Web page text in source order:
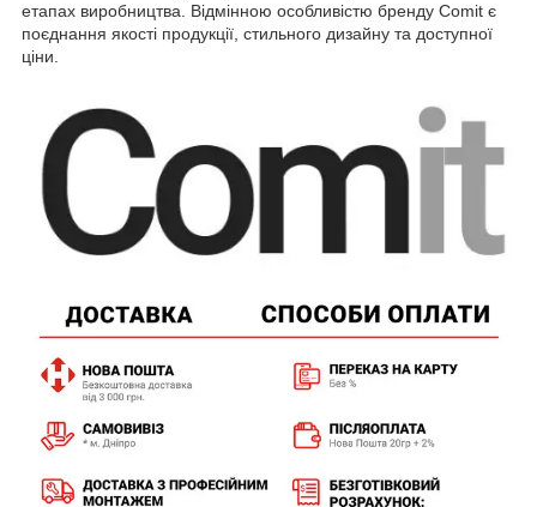
етапах виробництва. Відмінною особливістю бренду Comit є
поєднання якості продукції, стильного дизайну та доступної
ціни.